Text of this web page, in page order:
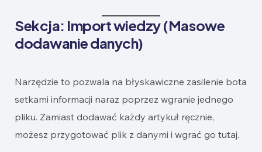
Sekcja: Import wiedzy (Masowe
dodawanie danych)
Narzędzie to pozwala na błyskawiczne zasilenie bota
setkami informacji naraz poprzez wgranie jednego
pliku. Zamiast dodawać każdy artykuł ręcznie,
możesz przygotować plik z danymi i wgrać go tutaj.